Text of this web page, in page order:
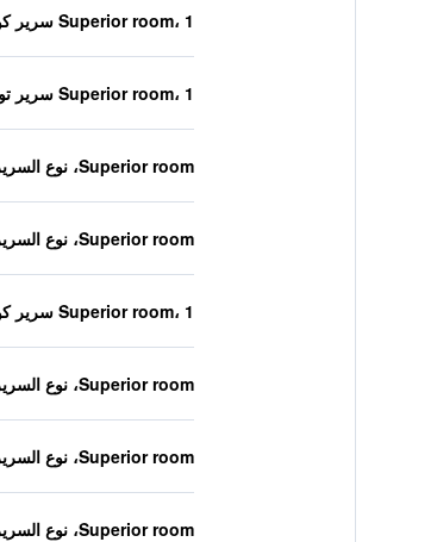
Superior room، 1 سرير كوين
Superior room، 1 سرير توأم
Superior room، نوع السرير غير معروف
Superior room، نوع السرير غير معروف
Superior room، 1 سرير كوين
Superior room، نوع السرير غير معروف
Superior room، نوع السرير غير معروف
Superior room، نوع السرير غير معروف